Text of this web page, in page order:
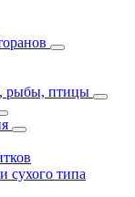
рыбы, птицы
сухого типа